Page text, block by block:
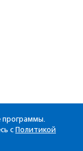
программы.
с Политикой